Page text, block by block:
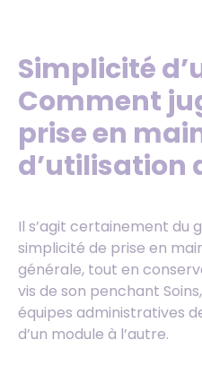
Simplicité
Comment
prise en
d’utilisation
Il s’agit certainement du
simplicité de prise en
générale, tout en
vis de son penchant
équipes administratives
d’un module à l’autre.